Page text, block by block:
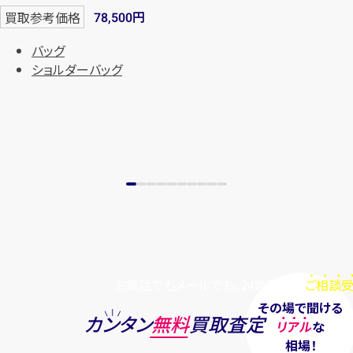
まずはお電話
【総合受付】24時間・年中無休(年末年
買取参考価格 78,500円
バッグ
ショルダーバッグ
ご相談
その場で聞ける
リアルな
相場！
カンタン無料買取査定